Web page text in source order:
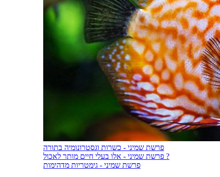
פרשת שמיני - כשרות וגסטרונומיה בתורה
פרשת שמיני - אלו בעלי חיים מותר לאכול ?
פרשת שמיני - גימטריות מדהימות